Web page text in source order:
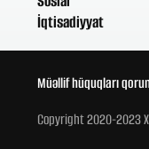
İqtisadiyyat
Müəllif hüquqları
Copyright 2020-2023